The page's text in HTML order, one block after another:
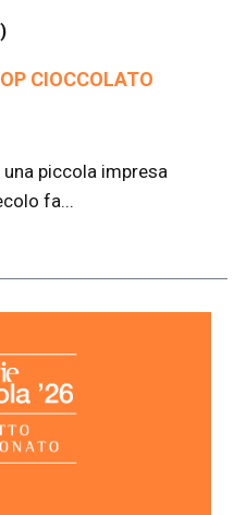
CIOCCOLATO
piccola impresa
fa...